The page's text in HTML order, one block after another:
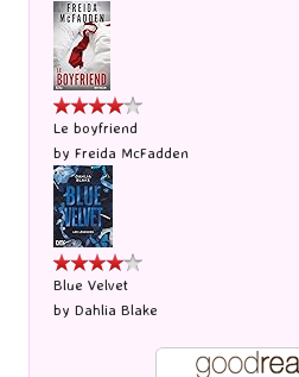
Le boyfriend
by Freida McFadden
Blue Velvet
by Dahlia Blake